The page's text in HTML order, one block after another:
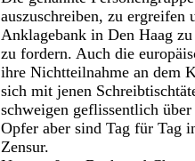
auszuschreiben, zu ergreifen
Anklagebank in Den Haag
zu fordern. Auch die
ihre Nichtteilnahme an dem
sich mit jenen
schweigen geflissentlich
Opfer aber sind Tag für Tag
Zensur.